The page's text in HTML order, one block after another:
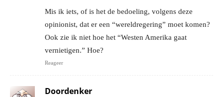
Mis ik iets, of is het de bedoeling, volgens deze
opinionist, dat er een “wereldregering” moet komen?
Ook zie ik niet hoe het “Westen Amerika gaat
vernietigen.” Hoe?
Reageer
Doordenker